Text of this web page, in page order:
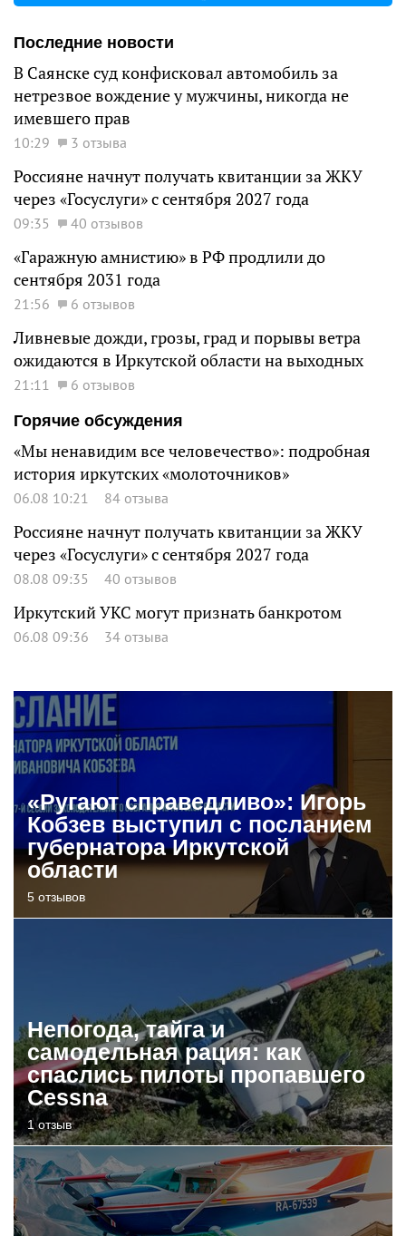
Последние новости
В Саянске суд конфисковал автомобиль за
нетрезвое вождение у мужчины, никогда не
имевшего прав
10:29 3 отзыва
Россияне начнут получать квитанции за ЖКУ
через «Госуслуги» с сентября 2027 года
09:35 40 отзывов
«Гаражную амнистию» в РФ продлили до
сентября 2031 года
21:56 6 отзывов
Ливневые дожди, грозы, град и порывы ветра
ожидаются в Иркутской области на выходных
21:11
6 отзывов
Горячие обсуждения
«Мы ненавидим все человечество»: подробная
история иркутских «молоточников»
06.08 10:21 84 отзыва
Россияне начнут получать квитанции за ЖКУ
через «Госуслуги» с сентября 2027 года
08.08 09:35 40 отзывов
Иркутский УКС могут признать банкротом
06.08 09:36 34 отзыва
«Ругают справедливо»: Игорь
Кобзев выступил с посланием
губернатора Иркутской
области
5 отзывов
Непогода, тайга и
самодельная рация: как
спаслись пилоты пропавшего
Cessna
1 отзыв